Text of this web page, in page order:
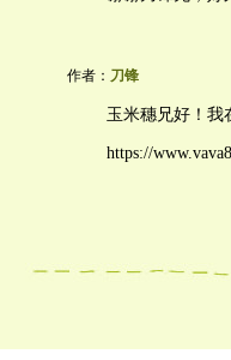
作者： 刀锋
玉米穗兄好！我
https://